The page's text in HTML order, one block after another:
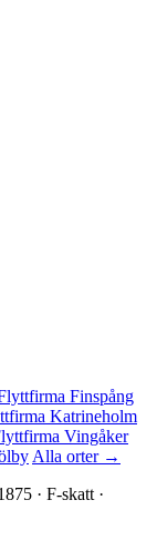
Finspång
Katrineholm
Vingåker
Alla orter →
· F-skatt ·